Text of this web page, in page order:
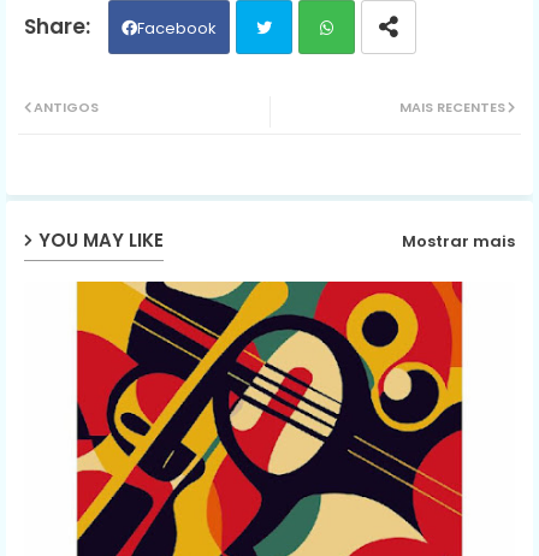
Facebook
ap
MAIS RECENTES
ANTIGOS
YOU MAY LIKE Mostrar mais